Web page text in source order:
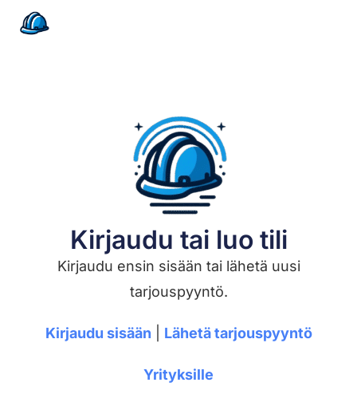
Kirjaudu tai luo tili
Kirjaudu ensin sisään tai lähetä uusi
tarjouspyyntö.
Kirjaudu sisään Lähetä tarjouspyyntö
Yrityksille